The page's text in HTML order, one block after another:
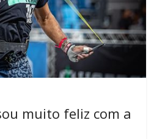
muito feliz com a